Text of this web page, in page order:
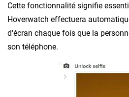
Cette fonctionnalité signifie
Hoverwatch effectuera
d'écran chaque fois que la
son téléphone.